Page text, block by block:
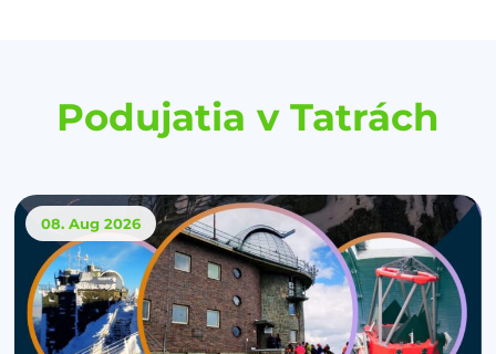
Podujatia v Tatrách
08. Aug 2026